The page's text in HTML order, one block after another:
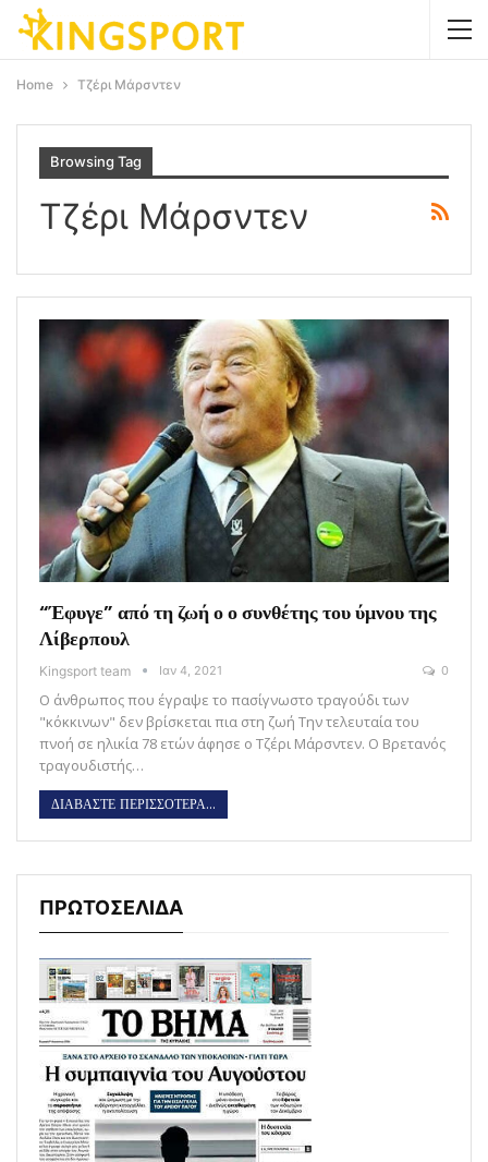
Home Τζέρι Μάρσντεν
Browsing Tag
Τζέρι Μάρσντεν
“Έφυγε” από τη ζωή ο ο συνθέτης του ύμνου της
Λίβερπουλ
Kingsport team Ιαν 4, 2021 0
Ο άνθρωπος που έγραψε το πασίγνωστο τραγούδι των
"κόκκινων" δεν βρίσκεται πια στη ζωή Την τελευταία του
πνοή σε ηλικία 78 ετών άφησε ο Τζέρι Μάρσντεν. Ο Βρετανός
τραγουδιστής…
ΔΙΑΒΑΣΤΕ ΠΕΡΙΣΣΟΤΕΡΑ...
ΠΡΩΤΟΣΕΛΙΔΑ